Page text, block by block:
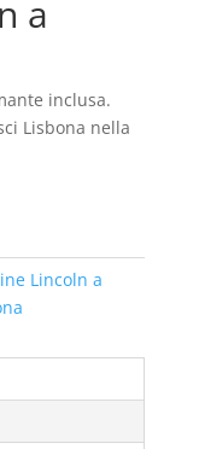
a
inclusa.
Lisbona nella
Lincoln a